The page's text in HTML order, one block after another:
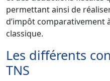
permettant ainsi de
d’impôt comparativement
classique.
Les différents
TNS